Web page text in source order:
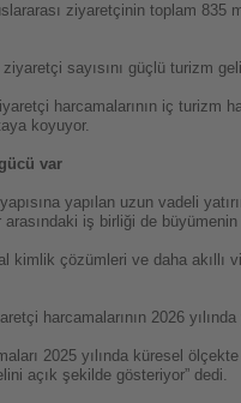
ziyaretçinin toplam 835
sayısını güçlü turizm
harcamalarının iç
koyuyor.
var
yapılan uzun vadeli
iş birliği de
kimlik çözümleri ve daha
harcamalarının 2026
2025 yılında küresel
açık şekilde gösteriyor” dedi.